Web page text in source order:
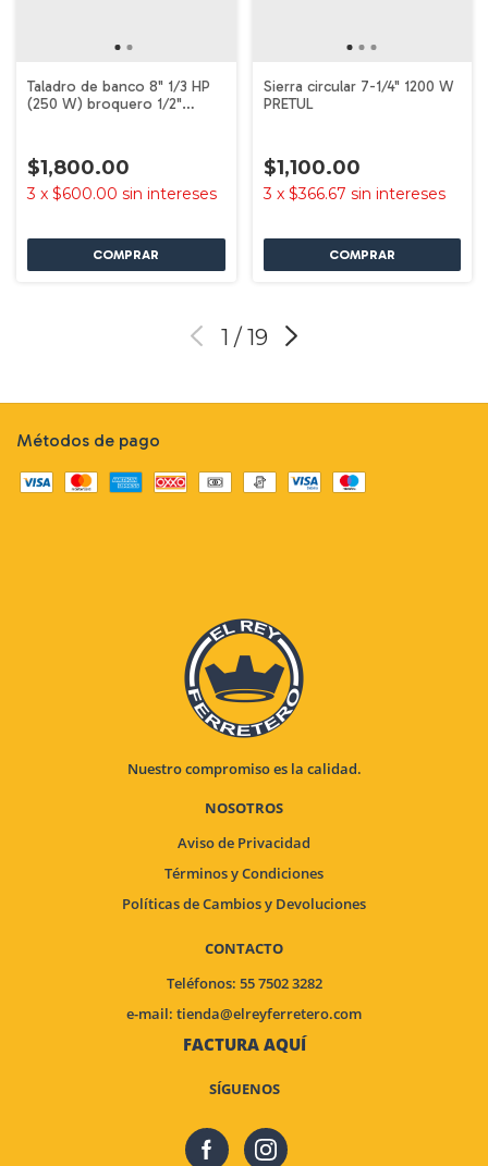
Taladro de banco 8" 1/3 HP
(250 W) broquero 1/2"
$1,800.00
3 x $600.00 sin intereses
Sierra circular 7-1/4" 1200 W
PRETUL
$1,100.00
3 x $366.67 sin intereses
1 / 19
Métodos de pago
Nuestro compromiso es la calidad.
NOSOTROS
Aviso de Privacidad
Términos y Condiciones
Políticas de Cambios y Devoluciones
CONTACTO
Teléfonos: 55 7502 3282
e-mail: tienda@elreyferretero.com
FACTURA AQUÍ
SÍGUENOS